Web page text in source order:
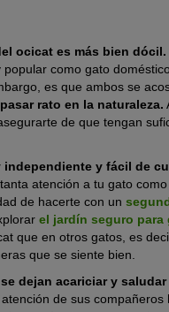
ocicat es más bien dócil.
popular como gato
es que ambos se
rato en la naturaleza.
de que tengan
independiente y fácil de
atención a tu gato
de hacerte con un
el jardín seguro para
que en otros gatos, es
que se siente bien.
dejan acariciar y
de sus